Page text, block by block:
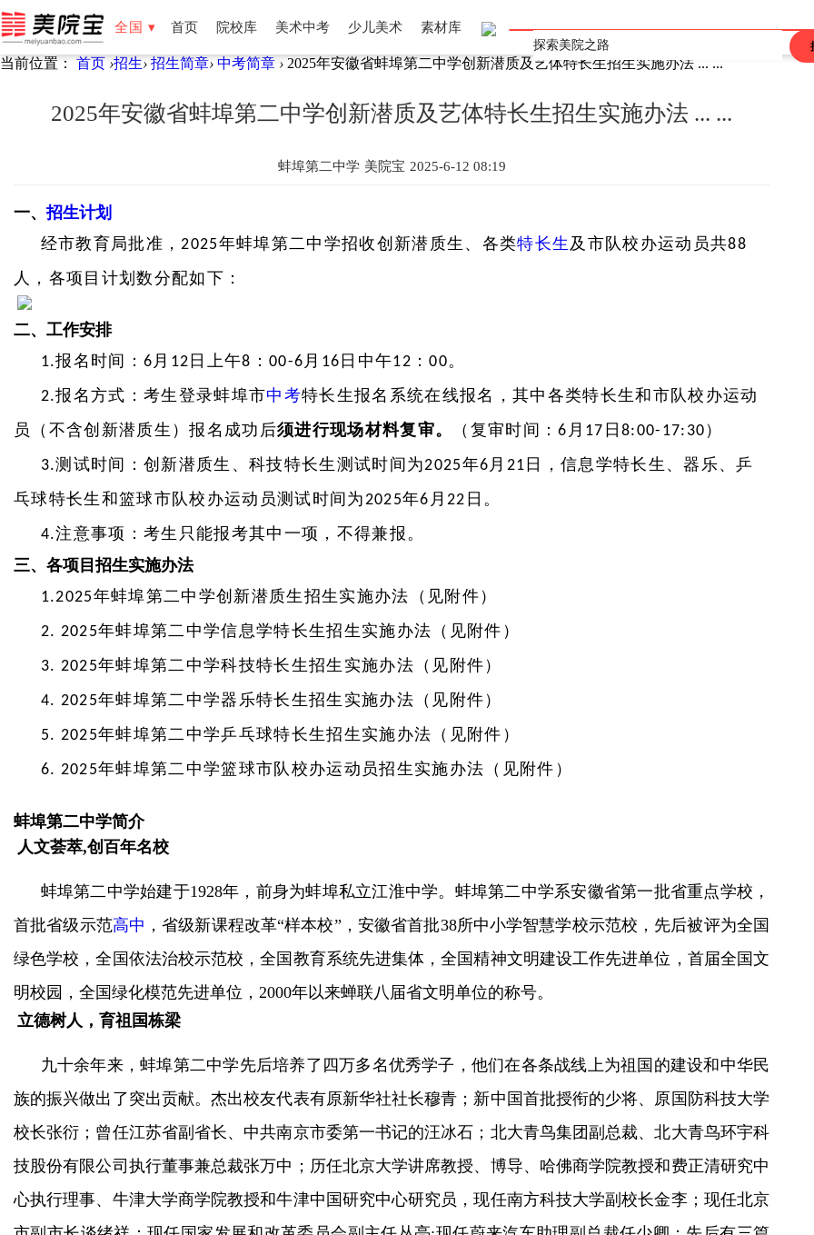
全国 ▾
北京 天津 上海 重庆 辽宁 吉林 黑龙江 河北 河南
云南
新疆 宁夏 西藏 香港 澳门 台湾
首页 院校库 美术中考 少儿美术 素材库
当前位置： 首页 ›招生› 招生简章› 中考简章 › 2025年安徽省蚌埠第二中学创新潜质及艺体特长生招生实施办法 ... ...
2025年安徽省蚌埠第二中学创新潜质及艺体特长生招生实施办法 ... ...
蚌埠第二中学 美院宝 2025-6-12 08:19
一、招生计划
经市教育局批准，2025年蚌埠第二中学招收创新潜质生、各类特长生 及市队校办运动员共88
人，各项目计划数分配如下：
二、工作安排
1.报名时间：6 月 12 日上午8 ：00-6 月 16 日中午12 ：00。
2.报名方式：考生登录蚌埠市中考特长生报名系统在线报名，其中各类特长生和市队校办运动
员（不含创新潜质生）报名成功后须进行现场材料复审。 （复审时间：6 月 17 日8:00-17:30 ）
3.测试时间：创新潜质生、科技特长生测试时间为2025年6 月 21 日，信息学特长生、器乐、乒
乓球特长生和篮球市队校办运动员测试时间为2025年6 月22 日。
4.注意事项：考生只能报考其中一项，不得兼报。
三、各项目招生实施办法
1.2025年蚌埠第二中学创新潜质生招生实施办法（见附件）
2. 2025年蚌埠第二中学信息学特长生招生 实施办法（见附件）
3. 2025年蚌埠第二中学科技特长生招生 实施办法（见附件）
4. 2025年蚌埠第二中学器乐特长生招生 实施办法（见附件）
5. 2025年蚌埠第二中学乒乓球特长生招生 实施办法（见附件）
6. 2025年蚌埠第二中学篮球市队校办运动员招生 实施办法（见附件）
蚌埠第二中学简介
人文荟萃,创百年名校
蚌埠第二中学始建于1928年，前身为蚌埠私立江淮中学。蚌埠第二中学系安徽省第一批省重点学校，
首批省级示范高中 ，省级新课程改革“样本校”，安徽省首批38所中小学智慧学校示范校，先后被评为全国
绿色学校，全国依法治校示范校，全国教育系统先进集体，全国精神文明建设工作先进单位，首届全国文
明校园，全国绿化模范先进单位，2000年以来蝉联八届省文明单位的称号。
立德树人，育祖国栋梁
九十余年来，蚌埠第二中学先后培养了四万多名优秀学子，他们在各条战线上为祖国的建设和中华民
族的振兴做出了突出贡献。杰出校友代表有原新华社社长穆青；新中国首批授衔的少将、原国防科技大学
校长张衍；曾任江苏省副省长、中共南京市委第一书记的汪冰石；北大青鸟集团副总裁、北大青鸟环宇科
技股份有限公司执行董事兼总裁张万中；历任北京大学讲席教授、博导、哈佛商学院教授和费正清研究中
心执行理事、牛津大学商学院教授和牛津中国研究中心研究员，现任南方科技大学副校长金李；现任北京